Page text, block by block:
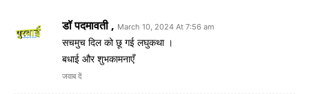
डॉ पदमावती , March 10, 2024 At 7:56 am
सचमुच दिल को छू गई लघुकथा ।
बधाई और शुभकामनाएँ
जवाब दें